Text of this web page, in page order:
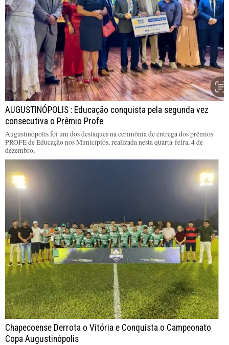
AUGUSTINÓPOLIS : Educação conquista pela segunda vez
consecutiva o Prêmio Profe
Augustinópolis foi um dos destaques na cerimônia de entrega dos prêmios
PROFE de Educação nos Municípios, realizada nesta quarta-feira, 4 de
dezembro,
Chapecoense Derrota o Vitória e Conquista o Campeonato
Copa Augustinópolis